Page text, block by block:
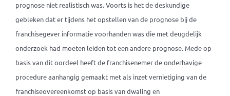
prognose niet realistisch was. Voorts is het de deskundige
gebleken dat er tijdens het opstellen van de prognose bij de
franchisegever informatie voorhanden was die met deugdelijk
onderzoek had moeten leiden tot een andere prognose. Mede op
basis van dit oordeel heeft de franchisenemer de onderhavige
procedure aanhangig gemaakt met als inzet vernietiging van de
franchiseovereenkomst op basis van dwaling en